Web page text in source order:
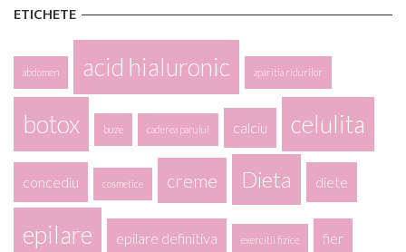
ETICHETE
abdomen acid hialuronic aparitia ridurilor
botox buze caderea parului calciu celulita
concediu cosmetice creme Dieta diete
epilare epilare definitiva exercitii fizice fier